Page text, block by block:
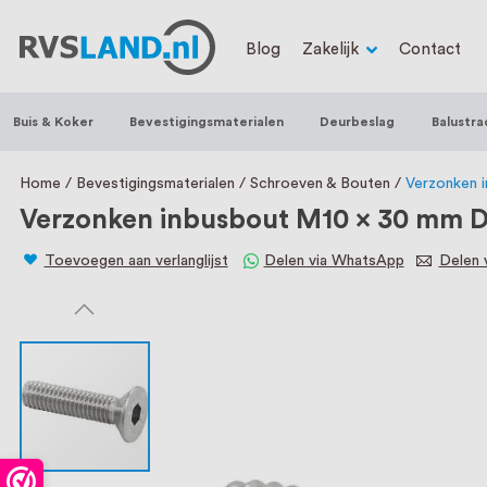
RVS Land is een écht familiebedrijf met
trapleuningen, deurbeslag,
een eigen werkplaats waar we RVS op
staat persoonlijke service bij ons
Blog Zakelijk Contact
Buis & Koker Bevestigingsmaterialen Deurbeslag
Home Bevestigingsmaterialen Schroeven & Bouten Verzonken
Verzonken inbusbout M10 x 30 mm
Toevoegen aan verlanglijst Delen via WhatsApp Delen